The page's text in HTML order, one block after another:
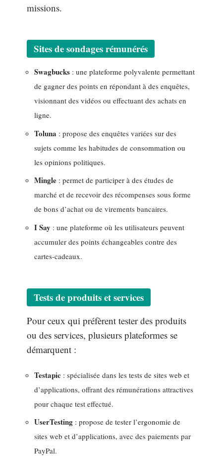
missions.
Sites de sondages rémunérés
Swagbucks : une plateforme polyvalente permettant
de gagner des points en répondant à des enquêtes,
visionnant des vidéos ou effectuant des achats en
ligne.
Toluna : propose des enquêtes variées sur des
sujets comme les habitudes de consommation ou
les opinions politiques.
Mingle : permet de participer à des études de
marché et de recevoir des récompenses sous forme
de bons d’achat ou de virements bancaires.
I Say : une plateforme où les utilisateurs peuvent
accumuler des points échangeables contre des
cartes-cadeaux.
Tests de produits et services
Pour ceux qui préfèrent tester des produits
ou des services, plusieurs plateformes se
démarquent :
Testapic : spécialisée dans les tests de sites web et
d’applications, offrant des rémunérations attractives
pour chaque test effectué.
UserTesting : propose de tester l’ergonomie de
sites web et d’applications, avec des paiements par
PayPal.